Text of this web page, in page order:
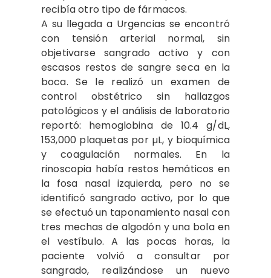
recibía otro tipo de fármacos.
A su llegada a Urgencias se encontró
con tensión arterial normal, sin
objetivarse sangrado activo y con
escasos restos de sangre seca en la
boca. Se le realizó un examen de
control obstétrico sin hallazgos
patológicos y el análisis de laboratorio
reportó: hemoglobina de 10.4 g/dL,
153,000 plaquetas por µL, y bioquímica
y coagulación normales. En la
rinoscopia había restos hemáticos en
la fosa nasal izquierda, pero no se
identificó sangrado activo, por lo que
se efectuó un taponamiento nasal con
tres mechas de algodón y una bola en
el vestíbulo. A las pocas horas, la
paciente volvió a consultar por
sangrado, realizándose un nuevo